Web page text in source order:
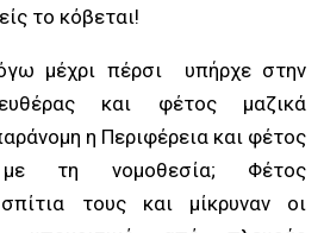
το κόβεται!
μέχρι πέρσι υπήρχε στην
και φέτος μαζικά
η Περιφέρεια και φέτος
με τη νομοθεσία; Φέτος
τους και μίκρυναν οι